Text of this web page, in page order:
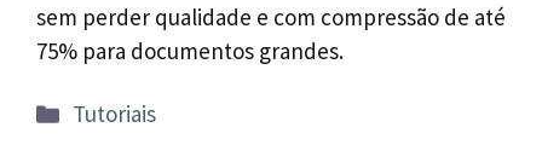
sem perder qualidade e com compressão de até
75% para documentos grandes.
Categorias
Tutoriais